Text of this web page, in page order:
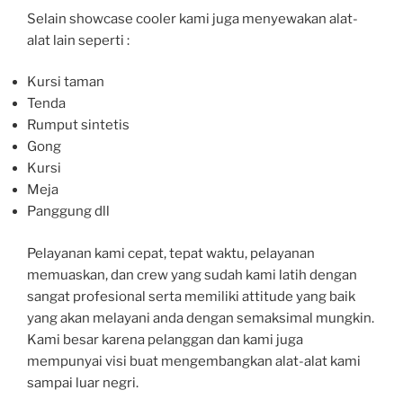
Selain showcase cooler kami juga menyewakan alat-
alat lain seperti :
Kursi taman
Tenda
Rumput sintetis
Gong
Kursi
Meja
Panggung dll
Pelayanan kami cepat, tepat waktu, pelayanan
memuaskan, dan crew yang sudah kami latih dengan
sangat profesional serta memiliki attitude yang baik
yang akan melayani anda dengan semaksimal mungkin.
Kami besar karena pelanggan dan kami juga
mempunyai visi buat mengembangkan alat-alat kami
sampai luar negri.